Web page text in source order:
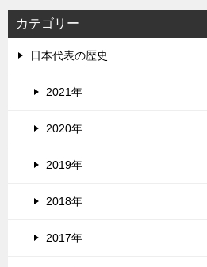
カテゴリー
日本代表の歴史
2021年
2020年
2019年
2018年
2017年